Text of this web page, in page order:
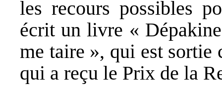
les recours possibles
écrit un livre «
me taire », qui est sortie
qui a reçu le Prix de la